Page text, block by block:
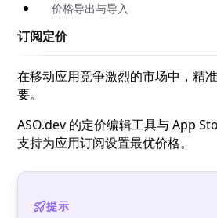
价格导出与导入
订阅定价
在移动应用竞争激烈的市场中，精
要。
ASO.dev 的定价编辑工具与 App
支持为应用订阅设置最优价格。
提示